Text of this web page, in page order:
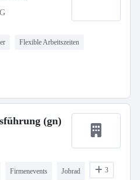
Flexible Arbeitszeiten
(gn)
Firmenevents Jobrad 3